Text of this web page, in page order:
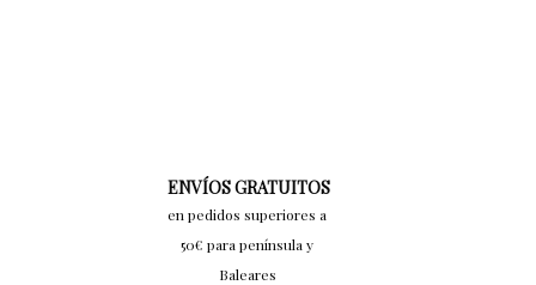
ENVÍOS GRATUITOS
en pedidos superiores a
50€ para península y
Baleares